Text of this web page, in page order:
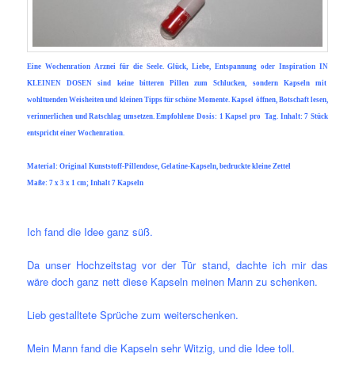
Eine Wochenration Arznei für die Seele. Glück, Liebe, Entspannung oder Inspiration IN
KLEINEN DOSEN sind keine bitteren Pillen zum Schlucken, sondern Kapseln mit
wohltuenden Weisheiten und kleinen Tipps für schöne Momente. Kapsel öffnen, Botschaft lesen,
verinnerlichen und Ratschlag umsetzen. Empfohlene Dosis: 1 Kapsel pro Tag. Inhalt: 7 Stück
entspricht einer Wochenration.
Material:Original Kunststoff-Pillendose, Gelatine-Kapseln, bedruckte kleine Zettel
Maße:7 x 3 x 1 cm; Inhalt 7 Kapseln
Ich fand die Idee ganz süß.
Da unser Hochzeitstag vor der Tür stand, dachte ich mir das
wäre doch ganz nett diese Kapseln meinen Mann zu schenken.
Lieb gestalltete Sprüche zum weiterschenken.
Mein Mann fand die Kapseln sehr Witzig, und die Idee toll.